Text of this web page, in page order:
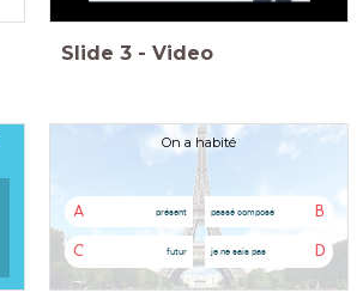
Slide 3 - Video
On a habité
A présent B
passé composé
C futur D
je ne sais pas